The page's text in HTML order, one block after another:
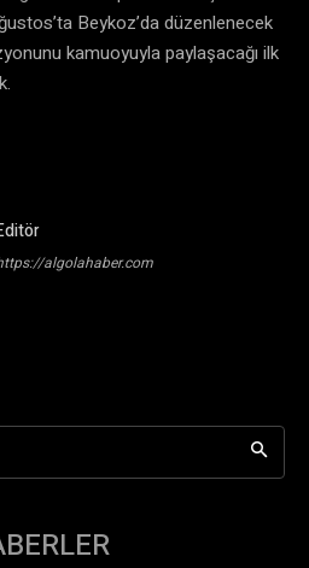
Beykoz’da düzenlenecek
kamuoyuyla paylaşacağı ilk
algolahaber.com